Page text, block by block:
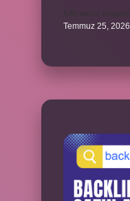
Temmuz 25, 2026